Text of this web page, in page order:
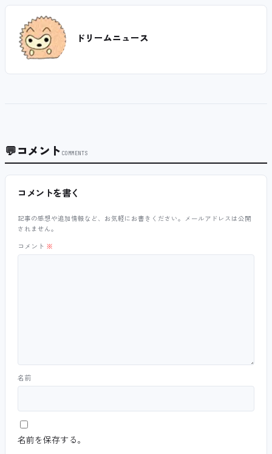
ドリームニュース
💬コメント COMMENTS
コメントを書く
記事の感想や追加情報など、お気軽にお書きください。メールアドレスは公開
されません。
コメント ※
名前
名前を保存する。